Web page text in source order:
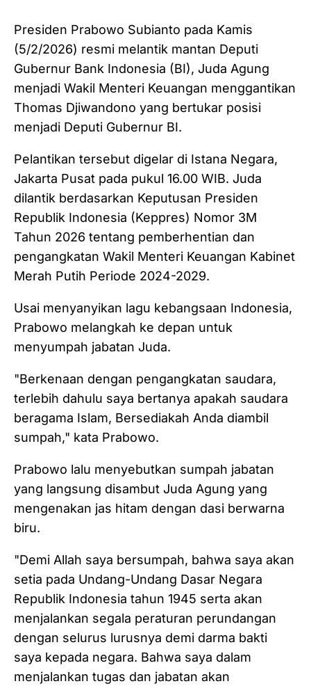
Presiden Prabowo Subianto pada Kamis
(5/2/2026) resmi melantik mantan Deputi
Gubernur Bank Indonesia (BI), Juda Agung
menjadi Wakil Menteri Keuangan menggantikan
Thomas Djiwandono yang bertukar posisi
menjadi Deputi Gubernur BI.
Pelantikan tersebut digelar di Istana Negara,
Jakarta Pusat pada pukul 16.00 WIB. Juda
dilantik berdasarkan Keputusan Presiden
Republik Indonesia (Keppres) Nomor 3M
Tahun 2026 tentang pemberhentian dan
pengangkatan Wakil Menteri Keuangan Kabinet
Merah Putih Periode 2024-2029.
Usai menyanyikan lagu kebangsaan Indonesia,
Prabowo melangkah ke depan untuk
menyumpah jabatan Juda.
"Berkenaan dengan pengangkatan saudara,
terlebih dahulu saya bertanya apakah saudara
beragama Islam, Bersediakah Anda diambil
sumpah," kata Prabowo.
Prabowo lalu menyebutkan sumpah jabatan
yang langsung disambut Juda Agung yang
mengenakan jas hitam dengan dasi berwarna
biru.
"Demi Allah saya bersumpah, bahwa saya akan
setia pada Undang-Undang Dasar Negara
Republik Indonesia tahun 1945 serta akan
menjalankan segala peraturan perundangan
dengan selurus lurusnya demi darma bakti
saya kepada negara. Bahwa saya dalam
menjalankan tugas dan jabatan akan